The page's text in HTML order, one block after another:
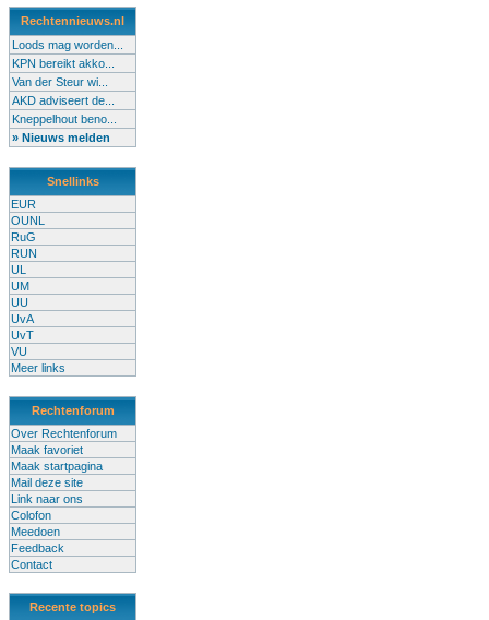
Rechtennieuws.nl
Loods mag worden...
KPN bereikt akko...
Van der Steur wi...
AKD adviseert de...
Kneppelhout beno...
» Nieuws melden
Snellinks
EUR
OUNL
RuG
RUN
UL
UM
UU
UvA
UvT
VU
Meer links
Rechtenforum
Over Rechtenforum
Maak favoriet
Maak startpagina
Mail deze site
Link naar ons
Colofon
Meedoen
Feedback
Contact
Recente topics